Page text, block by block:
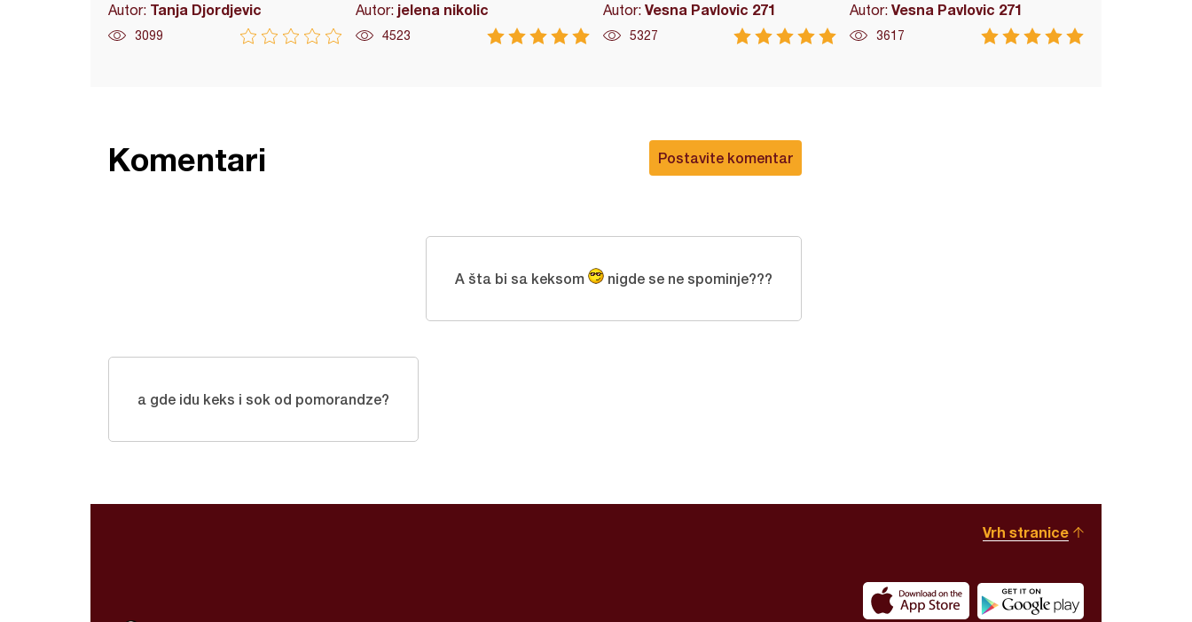
Autor: Tanja Djordjevic
3099
Autor: jelena nikolic
4523
Autor: Vesna Pavlovic 271
5327
Autor:Vesna Pavlovic 271
3617
Postavite komentar
Komentari
A šta bi sa keksom nigde se ne spominje???
a gde idu keks i sok od pomorandze?
Vrh stranice